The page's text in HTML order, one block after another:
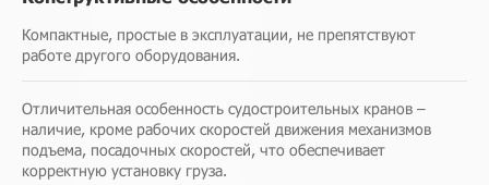
Компактные, простые в эксплуатации, не препятствуют
работе другого оборудования.
Отличительная особенность судостроительных кранов –
наличие, кроме рабочих скоростей движения механизмов
подъема, посадочных скоростей, что обеспечивает
корректную установку груза.